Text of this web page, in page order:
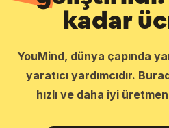
kadar
YouMind, dünya çapında
yaratıcı yardımcıdır.
hızlı ve daha iyi